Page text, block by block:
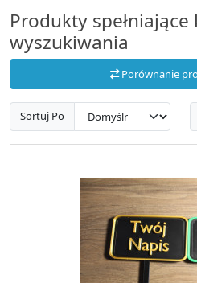
Produkty
wyszukiwania
Porównanie
Sortuj Po